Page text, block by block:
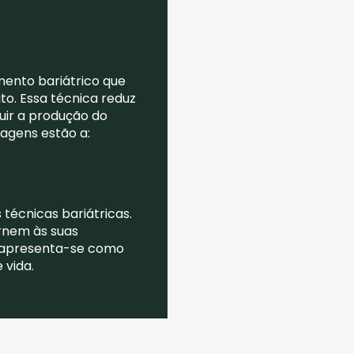
bariátrico que
Essa técnica reduz
a produção do
estão a:
técnicas bariátricas.
às suas
se como